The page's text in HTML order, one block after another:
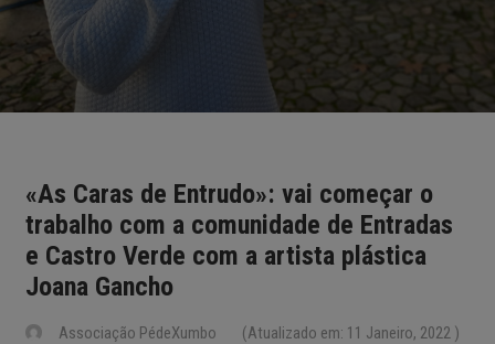
«As Caras de Entrudo»: vai começar o
trabalho com a comunidade de Entradas
e Castro Verde com a artista plástica
Joana Gancho
Associação PédeXumbo (Atualizado em: 11 Janeiro, 2022 )